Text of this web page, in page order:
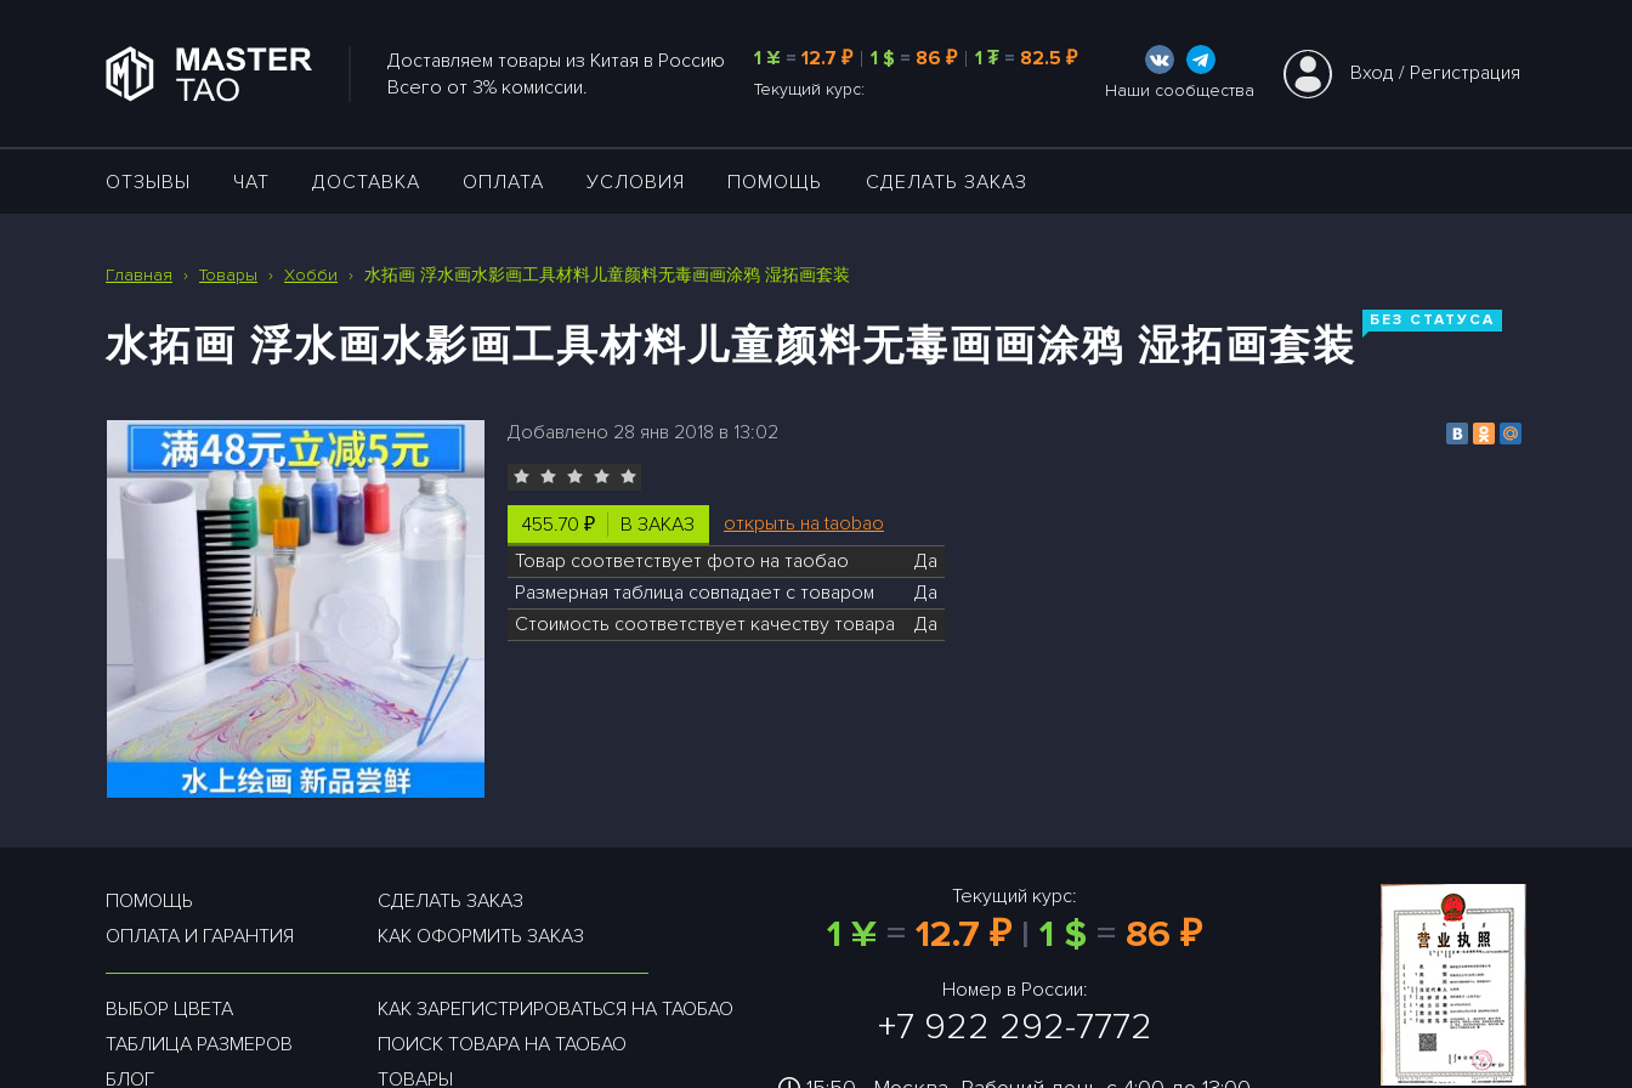
Доставляем товары из Китая в Россию
Всего от 3% комиссии.
1 ¥ = 12.7 ₽ 1 $ = 86 ₽ 1 ₮= 82.5 ₽
Текущий курс: Наши сообщества
Вход / Регистрация
ОТЗЫВЫ ЧАТ ДОСТАВКА ОПЛАТА УСЛОВИЯ ПОМОЩЬ СДЕЛАТЬ ЗАКАЗ
Главная › Товары › Хобби › 水拓画 浮水画水影画工具材料儿童颜料无毒画画涂鸦 湿拓画套装
水拓画 浮水画水影画工具材料儿童颜料无毒画画涂鸦 湿拓画套装
БЕЗ СТАТУСА
Добавлено 28 янв 2018 в 13:02
455.70 ₽ В ЗАКАЗ
открыть на taobao
Товар соответствует фото на таобао
Да
Размерная таблица совпадает с товаром
Да
Стоимость соответствует качеству товара
Да
ПОМОЩЬ
ОПЛАТА И ГАРАНТИЯ
СДЕЛАТЬ ЗАКАЗ
КАК ОФОРМИТЬ ЗАКАЗ
ВЫБОР ЦВЕТА
ТАБЛИЦА РАЗМЕРОВ
БЛОГ
КАК ЗАРЕГИСТРИРОВАТЬСЯ НА ТАОБАО
ПОИСК ТОВАРА НА ТАОБАО
ТОВАРЫ
Текущий курс:
1 ¥ = 12.7 ₽ | 1 $ = 86 ₽
Номер в России:
+7 922 292-7772